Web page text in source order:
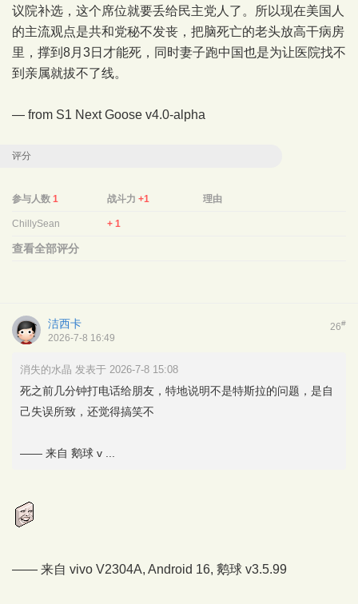
议院补选，这个席位就要丢给民主党人了。所以现在美国人
的主流观点是共和党秘不发丧，把脑死亡的老头放高干病房
里，撑到8月3日才能死，同时妻子跑中国也是为让医院找不
到亲属就拔不了线。
— from S1 Next Goose v4.0-alpha
评分
参与人数 1 战斗力+1 理由
ChillySean + 1
查看全部评分
26#
洁西卡
2026-7-8 16:49
消失的水晶 发表于 2026-7-8 15:08
死之前几分钟打电话给朋友，特地说明不是特斯拉的问题，是自
己失误所致，还觉得搞笑不
—— 来自 鹅球 v ...
—— 来自 vivo V2304A, Android 16, 鹅球 v3.5.99